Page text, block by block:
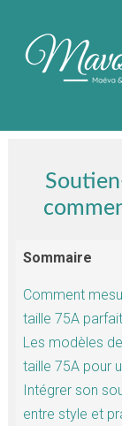
Sommaire
Comment
taille 75A
Les modèles
taille 75A pour
Intégrer son
entre style et